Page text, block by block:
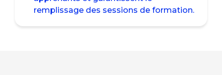
remplissage des sessions de formation.